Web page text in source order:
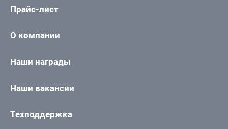
Прайс-лист
О компании
Наши награды
Наши вакансии
Техподдержка